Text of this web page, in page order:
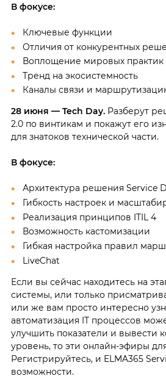
В фокусе:
Ключевые функции
Отличия от конкурентных
Воплощение мировых практик
Тренд на экосистемность
Каналы связи и
28 июня — Tech Day. Разберут
2.0 по винтикам и покажут его
для знатоков технической части.
В фокусе:
Архитектура решения Service
Гибкость настроек и
Реализация принципов ITIL 4
Возможность кастомизации
Гибкая настройка правил
LiveChat
Если вы сейчас находитесь на
системы, или только
или же вам просто интересно
автоматизация IT процессов
улучшить показатели и вывести
уровень, то эти онлайн-эфиры
Регистрируйтесь, и ELMA365
возможности.